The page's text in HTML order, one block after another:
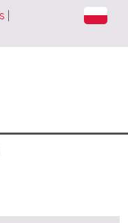
main content